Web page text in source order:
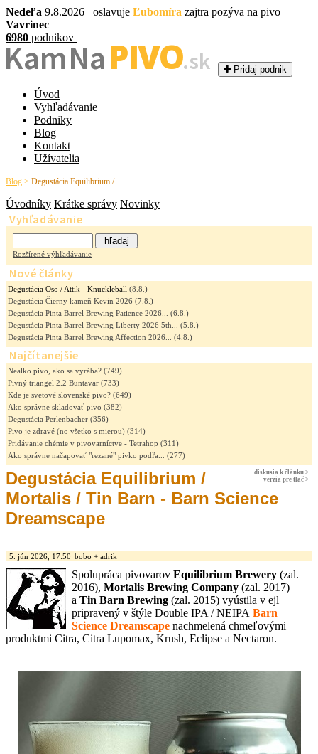
Nedeľa 9.8.2026 oslavuje Ľubomíra zajtra pozýva na pivo
Vavrinec
6980 podnikov
Kam NaPIVO.sk Pridaj podnik
Úvod
Vyhľadávanie
Podniky
Blog
Kontakt
Užívatelia
Blog > Degustácia Equilibrium /...
Úvodníky Krátke správy Novinky
Vyhľadávanie
Rozšírené výhľadávanie
Nové články
Degustácia Oso / Attik - Knuckleball (8.8.)
Degustácia Čierny kameň Kevin 2026 (7.8.)
Degustácia Pinta Barrel Brewing Patience 2026...
(6.8.)
Degustácia Pinta Barrel Brewing Liberty 2026 5th...
(5.8.)
Degustácia Pinta Barrel Brewing Affection 2026...
(4.8.)
Najčítanejšie
Nealko pivo, ako sa vyrába? (749)
Pivný triangel 2.2 Buntavar (733)
Kde je svetové slovenské pivo? (649)
Ako správne skladovať pivo (382)
Degustácia Perlenbacher (356)
Pivo je zdravé (no všetko s mierou) (314)
Pridávanie chémie v pivovarníctve - Tetrahop (311)
Ako správne načapovať "rezané" pivko podľa...
(277)
diskusia k článku >
verzia pre tlač >
Degustácia Equilibrium /
Mortalis / Tin Barn - Barn Science
Dreamscape
5. jún 2026, 17:50 bobo + adrik
Spolupráca pivovarov Equilibrium Brewery (zal.
2016), Mortalis Brewing Company (zal. 2017)
a Tin Barn Brewing (zal. 2015) vyústila v ejl
pripravený v štýle Double IPA / NEIPA Barn
Science Dreamscape nachmelená chmeľovými
produktmi Citra, Citra Lupomax, Krush, Eclipse a Nectaron.